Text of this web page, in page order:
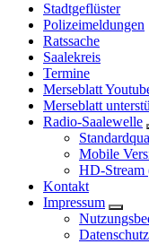
Stadtgeflüster
Polizeimeldungen
Ratssache
Saalekreis
Termine
Merseblatt
Merseblatt
Radio-Saalewelle
Mobile
HD-Stream
Kontakt
Impressum